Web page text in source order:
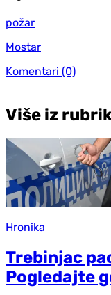
požar
Mostar
Komentari (0)
Više iz
Hronika
Trebinjac
Pogledajte